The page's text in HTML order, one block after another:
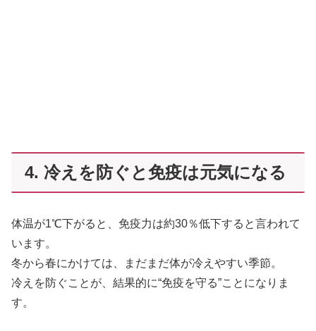
4. 冷えを防ぐと免疫は元気になる
体温が1℃下がると、免疫力は約30％低下すると言われて
います。
冬から春にかけては、まだまだ体が冷えやすい季節。
冷えを防ぐことが、結果的に“免疫を守る”ことになりま
す。